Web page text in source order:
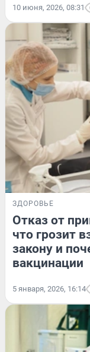
10 июня, 2026, 08:31
ЗДОРОВЬЕ
Отказ от
что грозит
закону и
вакцинации
5 января, 2026, 16:14